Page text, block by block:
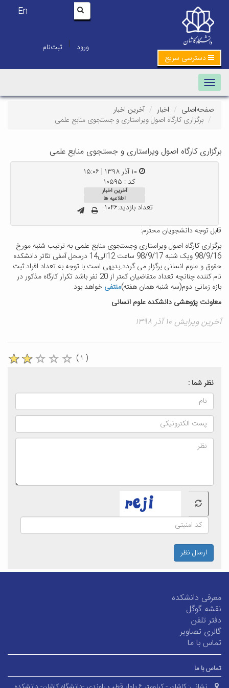
En
ورود | ثبت‌نام
دسترسی سریع
Toggle navigation
صفحه‌اصلی اخبار
آخرین اخبار
برگزاری کارگاه اصول ویراستاری و جستجوی منابع علمی
برگزاری کارگاه اصول ویراستاری و جستجوی منابع علمی
کد : ۱۰۵۹۵
آخرین اخبار
اطلاعیه ها
تعداد بازدید:۱۰۴۶
قابل توجه دانشجویان محترم:
برگزاری کارگاه اصول ویراستاری وجستجوی منابع علمی به ترتیب شنبه مورخ
98/9/16 ویک شنبه 98/9/17 ساعت 12الی14 درمحل آمفی تئاتر دانشکده
حقوق و علوم انسانی برگزار می گردد.بدیهی است با توجه به تعداد افراد ثبت
نام کننده چنانچه تعداد متقاضیان کمتر از 20 نفر باشد تکرار کارگاه مذکور در
بازه زمانی دوم(سه شنبه همان هفته)منتفی خواهد بود.
معاونت پژوهشی دانشکده علوم انسانی
آخرین ویرایش ۱۰ آذر ۱۳۹۸
( ۱ )
نظر شما :
ارسال نظر
معرفی دانشکده
نقشه گوگل
دفتر تلفن
گالری تصاویر
تماس با ما
تماس با ما